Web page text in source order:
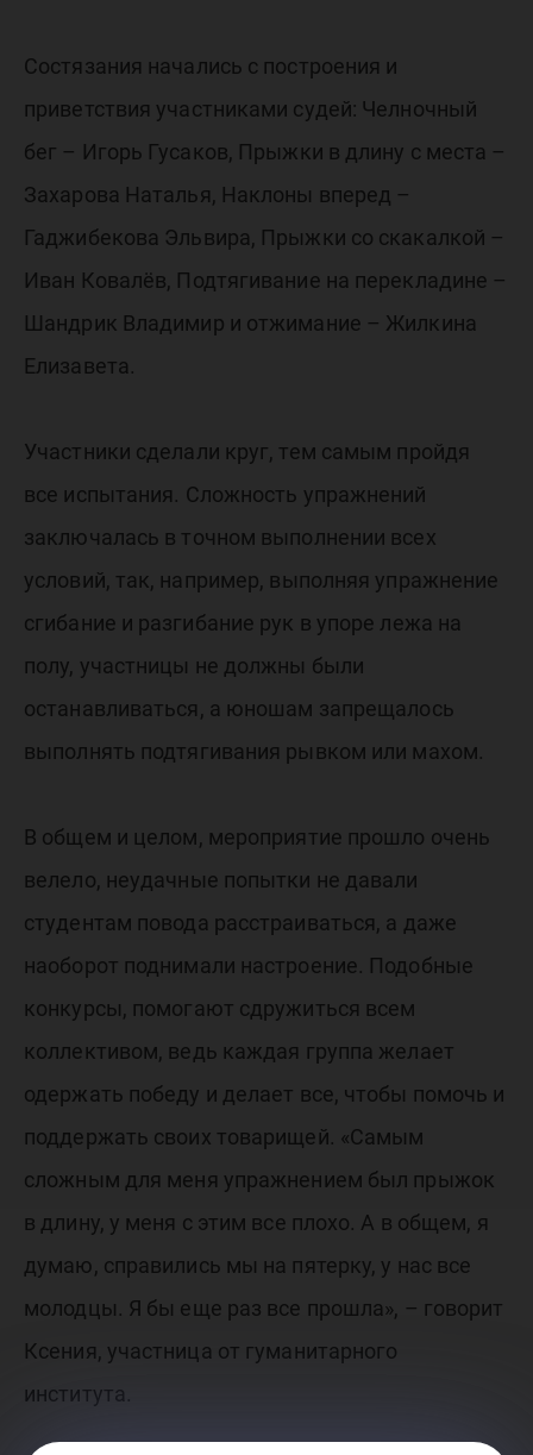
Состязания начались с построения и
приветствия участниками судей: Челночный
бег – Игорь Гусаков, Прыжки в длину с места –
Захарова Наталья, Наклоны вперед –
Гаджибекова Эльвира, Прыжки со скакалкой –
Иван Ковалёв, Подтягивание на перекладине –
Шандрик Владимир и отжимание – Жилкина
Елизавета.
Участники сделали круг, тем самым пройдя
все испытания. Сложность упражнений
заключалась в точном выполнении всех
условий, так, например, выполняя упражнение
сгибание и разгибание рук в упоре лежа на
полу, участницы не должны были
останавливаться, а юношам запрещалось
выполнять подтягивания рывком или махом.
В общем и целом, мероприятие прошло очень
велело, неудачные попытки не давали
студентам повода расстраиваться, а даже
наоборот поднимали настроение. Подобные
конкурсы, помогают сдружиться всем
коллективом, ведь каждая группа желает
одержать победу и делает все, чтобы помочь и
поддержать своих товарищей. «Самым
сложным для меня упражнением был прыжок
в длину, у меня с этим все плохо. А в общем, я
думаю, справились мы на пятерку, у нас все
молодцы. Я бы еще раз все прошла», – говорит
Ксения, участница от гуманитарного
института.